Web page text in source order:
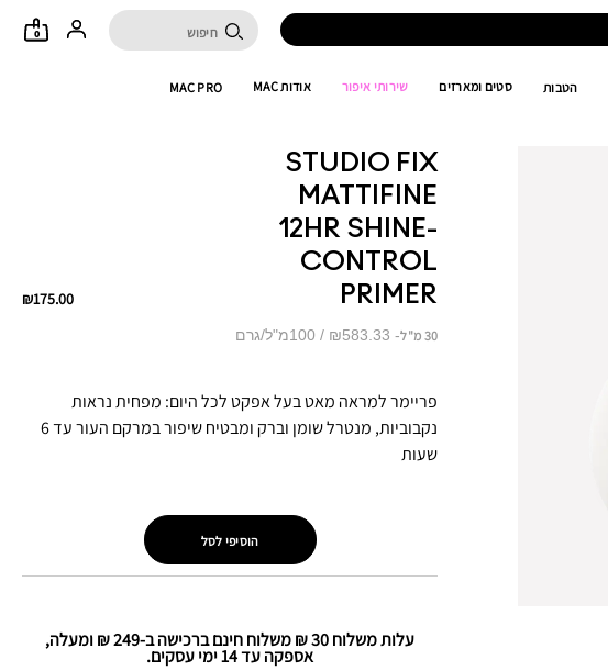
0
הטבות סטים ומארזים שירותי איפור אודות MAC MAC PRO
STUDIO FIX
MATTIFINE
12HR SHINE-
CONTROL
PRIMER
₪175.00
30 מ"ל ₪583.33 / 100מ"ל/גרם
פריימר למראה מאט בעל אפקט לכל היום: מפחית נראות
נקבוביות, מנטרל שומן וברק ומבטיח שיפור במרקם העור עד 6
שעות
הוסיפי לסל
עלות משלוח 30 ₪ משלוח חינם ברכישה ב-249 ₪ ומעלה,
אספקה עד 14 ימי עסקים.